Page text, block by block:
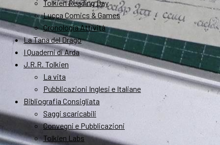
Tolkien Reading Day
Lucca Comics & Games
Cronologia Attività
La Tana del Drago
I Quaderni di Arda
J.R.R. Tolkien
La vita
Pubblicazioni Inglesi e Italiane
Bibliografia Consigliata
Saggi scaricabili
Convegni e Pubblicazioni
Tolkien Labs